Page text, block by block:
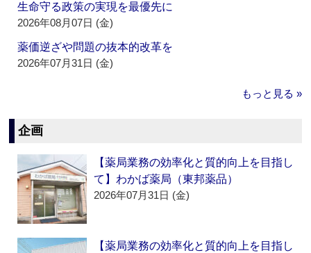
生命守る政策の実現を最優先に
2026年08月07日 (金)
薬価逆ざや問題の抜本的改革を
2026年07月31日 (金)
もっと見る »
企画
【薬局業務の効率化と質的向上を目指し
て】わかば薬局（東邦薬品）
2026年07月31日 (金)
【薬局業務の効率化と質的向上を目指し